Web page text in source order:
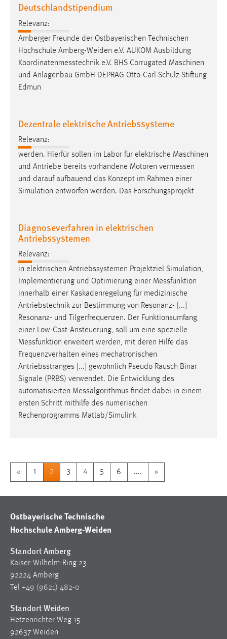
Deutschlandstipendium
Relevanz:
Amberger Freunde der Ostbayerischen Technischen
Hochschule Amberg-Weiden e.V. AUKOM Ausbildung
Koordinatenmesstechnik e.V. BHS Corrugated Maschinen
und Anlagenbau GmbH DEPRAG Otto-Carl-Schulz-Stiftung
Edmun
Dezentrale elektrische Antriebssysteme
Relevanz:
werden. Hierfür sollen im Labor für elektrische Maschinen
und Antriebe bereits vorhandene Motoren vermessen
und darauf aufbauend das Konzept im Rahmen einer
Simulation entworfen werden. Das Forschungsprojekt
Diagnoseverfahren in elektrischen
Antriebssystemen
Relevanz:
in elektrischen Antriebssystemen Projektziel Simulation,
Implementierung und Optimierung einer Messfunktion
innerhalb einer Kaskadenregelung für medizinische
Antriebstechnik zur Bestimmung von Resonanz- [...]
Resonanz- und Tilgerfrequenzen. Der Funktionsumfang
einer Low-Cost-Ansteuerung, soll um eine spezielle
Messfunktion erweitert werden, mit deren Hilfe das
Frequenzverhalten eines mechatronischen
Antriebsstranges [...] gewöhnlich Pseudo Rausch Binär
Signale (PRBS) verwendet. Die Entwicklung des
automatisierten Messalgorithmus findet dabei in einem
ersten Schritt mithilfe des numerischen
Rechenprogramms Matlab/Simulink
« 1 2 3 4 5 6 .... »
Ostbayerische Technische
Hochschule Amberg-Weiden
Standort Amberg
Kaiser-Wilhelm-Ring 23
92224 Amberg
Tel +49 (9621) 482-0
Standort Weiden
Hetzenrichter Weg 15
92637 Weiden